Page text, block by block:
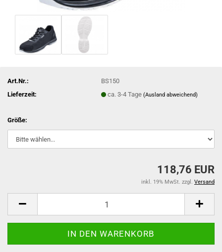
Art.Nr.:
BS150
Lieferzeit:
ca. 3-4 Tage(Ausland abweichend)
Größe:
118,76 EUR
inkl. 19% MwSt. zzgl. Versand